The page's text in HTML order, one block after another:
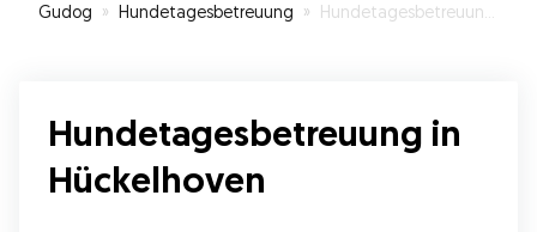
Gudog » Hundetagesbetreuung » Hundetagesbetreuung in Hückelhoven
Hundetagesbetreuung in
Hückelhoven